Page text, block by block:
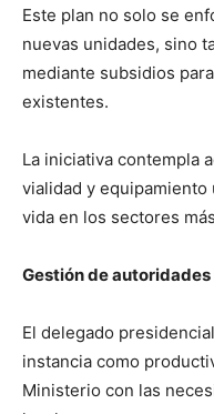
Este plan no solo se
nuevas unidades, sino
mediante subsidios
existentes.
La iniciativa contempla
vialidad y equipamiento
vida en los sectores
Gestión de
El delegado
instancia como
Ministerio con las